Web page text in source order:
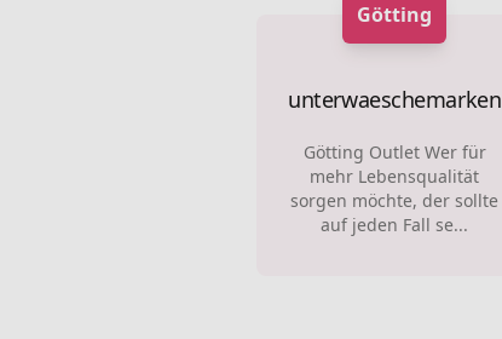
Götting
unterwaeschemarken
Götting Outlet Wer für
mehr Lebensqualität
sorgen möchte, der sollte
auf jeden Fall se...